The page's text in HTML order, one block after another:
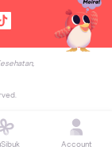
Account